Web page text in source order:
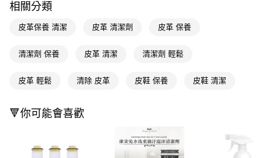
Google Pay
AFTEE先享後付
【關於「AFTEE先享後付」】
便利好安心！
３．安心：先確認商品／服務後，再付款。
１．於結帳方式選擇「AFTEE先享後付」後，將跳轉至「AFTEE先享後付」
結帳頁面，進行簡訊認證並確認金額後，即可完成結帳。
每筆NT$100，滿NT$590(含以上)免運費
每筆NT$300
相關分類
皮革保養 清潔 皮革 清潔劑 皮革 保養
清潔劑 保養 皮革 清潔 清潔劑 輕鬆
皮革 輕鬆 清除 皮革 皮鞋 保養 皮鞋 清潔
🔻你可能會喜歡